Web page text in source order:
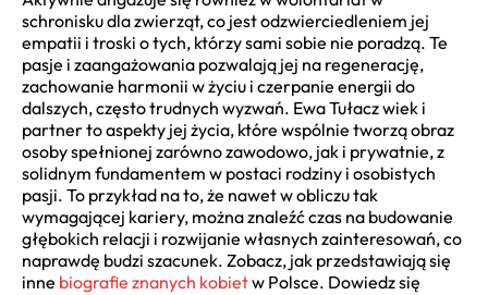
schronisku dla zwierząt, co jest odzwierciedleniem jej
empatii i troski o tych, którzy sami sobie nie poradzą. Te
pasje i zaangażowania pozwalają jej na regenerację,
zachowanie harmonii w życiu i czerpanie energii do
dalszych, często trudnych wyzwań. Ewa Tułacz wiek i
partner to aspekty jej życia, które wspólnie tworzą obraz
osoby spełnionej zarówno zawodowo, jak i prywatnie, z
solidnym fundamentem w postaci rodziny i osobistych
pasji. To przykład na to, że nawet w obliczu tak
wymagającej kariery, można znaleźć czas na budowanie
głębokich relacji i rozwijanie własnych zainteresowań, co
naprawdę budzi szacunek. Zobacz, jak przedstawiają się
inne biografie znanych kobietw Polsce. Dowiedz się